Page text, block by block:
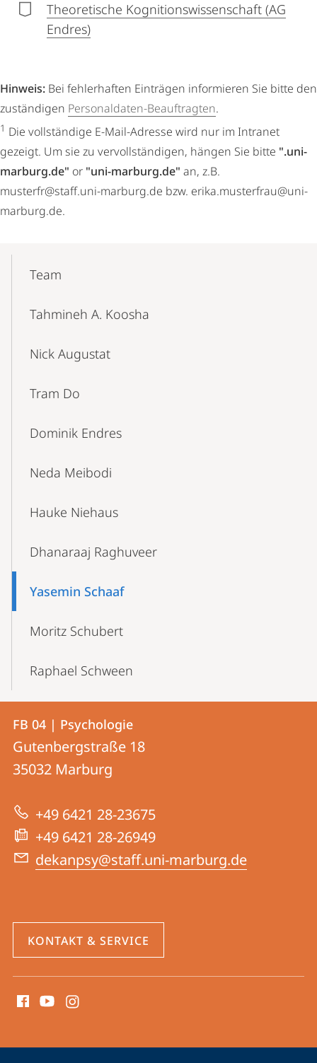
Theoretische Kognitionswissenschaft (AG
Endres)
Hinweis: Bei fehlerhaften Einträgen informieren Sie bitte den
zuständigen Personaldaten-Beauftragten.
1 Die vollständige E-Mail-Adresse wird nur im Intranet
gezeigt. Um sie zu vervollständigen, hängen Sie bitte ".uni-
marburg.de" or "uni-marburg.de" an, z.B.
musterfr@staff.uni-marburg.de bzw. erika.musterfrau@uni-
marburg.de.
Navigation
Team
Tahmineh A. Koosha
Nick Augustat
Tram Do
Dominik Endres
Neda Meibodi
Hauke Niehaus
Dhanaraaj Raghuveer
Yasemin Schaaf
Moritz Schubert
Raphael Schween
Kontakt
und
Informationen
zur
Website
Kontaktinformationen
FB
04
Psychologie
FB 04 | Psychologie
Gutenbergstraße 18
35032 Marburg
+49 6421 28-23675
+49 6421 28-26949
dekanpsy@staff.uni-marburg.de
KONTAKT & SERVICE
Media